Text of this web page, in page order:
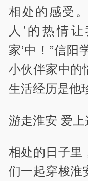
相处的感受
人’的热情
家’中！”信阳
小伙伴家中的
生活经历是他
游走淮安 爱上
相处的日子里
们一起穿梭淮